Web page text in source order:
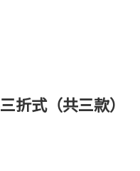
折式（共三款）